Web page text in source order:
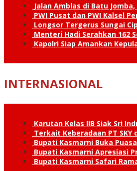
Jalan Amblas di Batu
PWI Pusat dan PWI Kalsel
Longsor Tergerus Sungai
Menteri Hadi Serahkan 162
Kapolri Siap Amankan
INTERNASIONAL
Karutan Kelas IIB Siak Sri
Terkait Keberadaan PT SKY
Bupati Kasmarni Buka
Bupati Kasmarni Apresiasi
Bupati Kasmarni Safari